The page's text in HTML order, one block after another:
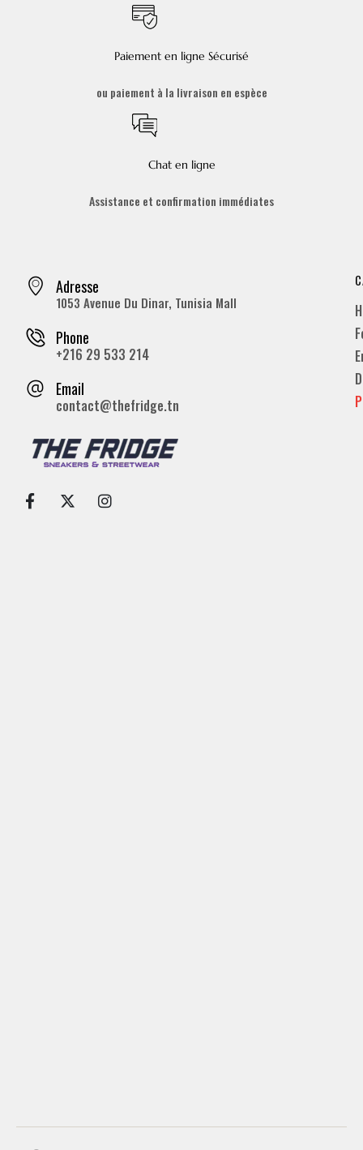
Paiement en ligne Sécurisé
ou paiement à la livraison en espèce
Chat en ligne
Assistance et confirmation immédiates
Adresse
1053 Avenue Du Dinar, Tunisia Mall
Phone
+216 29 533 214
Email
contact@thefridge.tn